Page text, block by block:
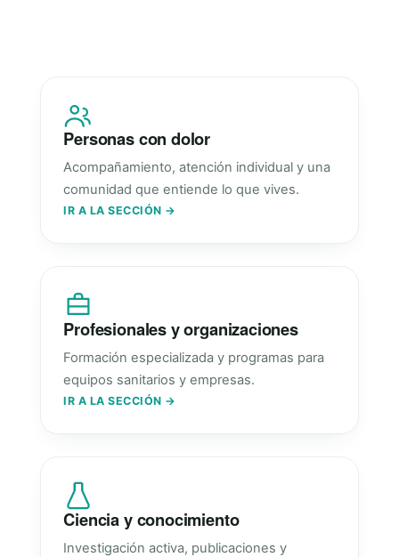
Personas con dolor
Acompañamiento, atención individual y una
comunidad que entiende lo que vives.
IR A LA SECCIÓN →
Profesionales y organizaciones
Formación especializada y programas para
equipos sanitarios y empresas.
IR A LA SECCIÓN →
Ciencia y conocimiento
Investigación activa, publicaciones y